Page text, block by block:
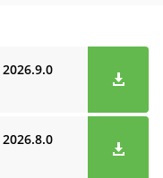
2026.9.0
2026.8.0